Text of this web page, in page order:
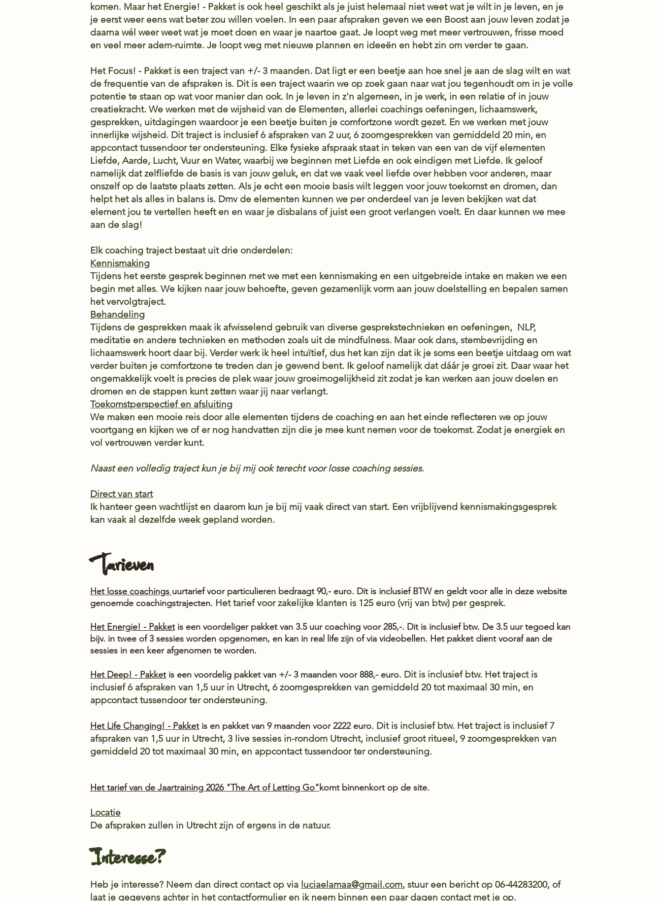
komen. Maar het Energie! - Pakket is ook heel geschikt als je juist helemaal niet weet wat je wilt in je leven, en je
je eerst weer eens wat beter zou willen voelen. In een paar afspraken geven we een Boost aan jouw leven zodat je
daarna wél weer weet wat je moet doen en waar je naartoe gaat. Je loopt weg met meer vertrouwen, frisse moed
en veel meer adem-ruimte. Je loopt weg met nieuwe plannen en ideeën en hebt zin om verder te gaan.
Het Focus! - Pakket is een traject van +/- 3 maanden. Dat ligt er een beetje aan hoe snel je aan de slag wilt en wat
de frequentie van de afspraken is. Dit is een traject waarin we op zoek gaan naar wat jou tegenhoudt om in je volle
potentie te staan op wat voor manier dan ook. In je leven in z'n algemeen, in je werk, in een relatie of in jouw
creatiekracht. We werken met de wijsheid van de Elementen, allerlei coachings oefeningen, lichaamswerk,
gesprekken, uitdagingen waardoor je een beetje buiten je comfortzone wordt gezet. En we werken met jouw
innerlijke wijsheid. Dit traject is inclusief 6 afspraken van 2 uur, 6 zoomgesprekken van gemiddeld 20 min, en
appcontact tussendoor ter ondersteuning. Elke fysieke afspraak staat in teken van een van de vijf elementen
Liefde, Aarde, Lucht, Vuur en Water, waarbij we beginnen met Liefde en ook eindigen met Liefde. Ik geloof
namelijk dat zelfliefde de basis is van jouw geluk, en dat we vaak veel liefde over hebben voor anderen, maar
onszelf op de laatste plaats zetten. Als je echt een mooie basis wilt leggen voor jouw toekomst en dromen, dan
helpt het als alles in balans is. Dmv de elementen kunnen we per onderdeel van je leven bekijken wat dat
element jou te vertellen heeft en en waar je disbalans of juist een groot verlangen voelt. En daar kunnen we mee
aan de slag!
Elk coaching traject bestaat uit drie onderdelen:
Kennismaking
Tijdens het eerste gesprek beginnen met we met een kennismaking en een uitgebreide intake en maken we een
begin met alles. We kijken naar jouw behoefte, geven gezamenlijk vorm aan jouw doelstelling en bepalen samen
het vervolgtraject.
Behandeling
Tijdens de gesprekken maak ik afwisselend gebruik van diverse gesprekstechnieken en oefeningen, NLP,
meditatie en andere technieken en methoden zoals uit de mindfulness. Maar ook dans, stembevrijding en
lichaamswerk hoort daar bij. Verder werk ik heel intuïtief, dus het kan zijn dat ik je soms een beetje uitdaag om wat
verder buiten je comfortzone te treden dan je gewend bent. Ik geloof namelijk dat dáár je groei zit. Daar waar het
ongemakkelijk voelt is precies de plek waar jouw groeimogelijkheid zit zodat je kan werken aan jouw doelen en
dromen en de stappen kunt zetten waar jij naar verlangt.
Toekomstperspectief en afsluiting
We maken een mooie reis door alle elementen tijdens de coaching en aan het einde reflecteren we op jouw
voortgang en kijken we of er nog handvatten zijn die je mee kunt nemen voor de toekomst. Zodat je energiek en
vol vertrouwen verder kunt.
Naast een volledig traject kun je bij mij ook terecht voor losse coaching sessies.
Direct van start
Ik hanteer geen wachtlijst en daarom kun je bij mij vaak direct van start. Een vrijblijvend kennismakingsgesprek
kan vaak al dezelfde week gepland worden.
Tarieven
Het losse coachings uurtarief voor particulieren bedraagt 90,- euro. Dit is inclusief BTW en geldt voor alle in deze website
genoemde coachingstrajecten. Het tarief voor zakelijke klanten is 125 euro (vrij van btw) per gesprek.
Het Energie! - Pakketis een voordeliger pakket van 3.5 uur coaching voor 285,-. Dit is inclusief btw. De 3.5 uur tegoed kan
bijv. in twee of 3 sessies worden opgenomen, en kan in real life zijn of via videobellen. Het pakket dient vooraf aan de
sessies in een keer afgenomen te worden.
Het Deep! - Pakketis een voordelig pakket van +/- 3 maanden voor 888,- euro. Dit is inclusief btw. Het traject is
inclusief 6 afspraken van 1,5 uur in Utrecht, 6 zoomgesprekken van gemiddeld 20 tot maximaal 30 min, en
appcontact tussendoor ter ondersteuning.
Het Life Changing! - Pakketis en pakket van 9 maanden voor 2222 euro. Dit is inclusief btw. Het traject is inclusief 7
afspraken van 1,5 uur in Utrecht, 3 live sessies in-rondom Utrecht, inclusief groot ritueel, 9 zoomgesprekken van
gemiddeld 20 tot maximaal 30 min, en appcontact tussendoor ter ondersteuning.
Het tarief van de Jaartraining 2026 "The Art of Letting Go"komt binnenkort op de site.
Locatie
De afspraken zullen in Utrecht zijn of ergens in de natuur.
Interesse?
Heb je interesse? Neem dan direct contact op via luciaelamaa@gmail.com, stuur een bericht op 06-44283200, of
laat je gegevens achter in het contactformulier en ik neem binnen een paar dagen contact met je op.